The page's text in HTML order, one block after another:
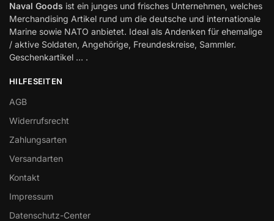
Naval Goods ist ein junges und frisches Unternehmen, welches
Merchandising Artikel rund um die deutsche und internationale
Marine sowie NATO anbietet. Ideal als Andenken für ehemalige
/ aktive Soldaten, Angehörige, Freundeskreise, Sammler.
Geschenkartikel … .
HILFESEITEN
AGB
Widerrufsrecht
Zahlungsarten
Versandarten
Kontakt
Impressum
Datenschutz-Center